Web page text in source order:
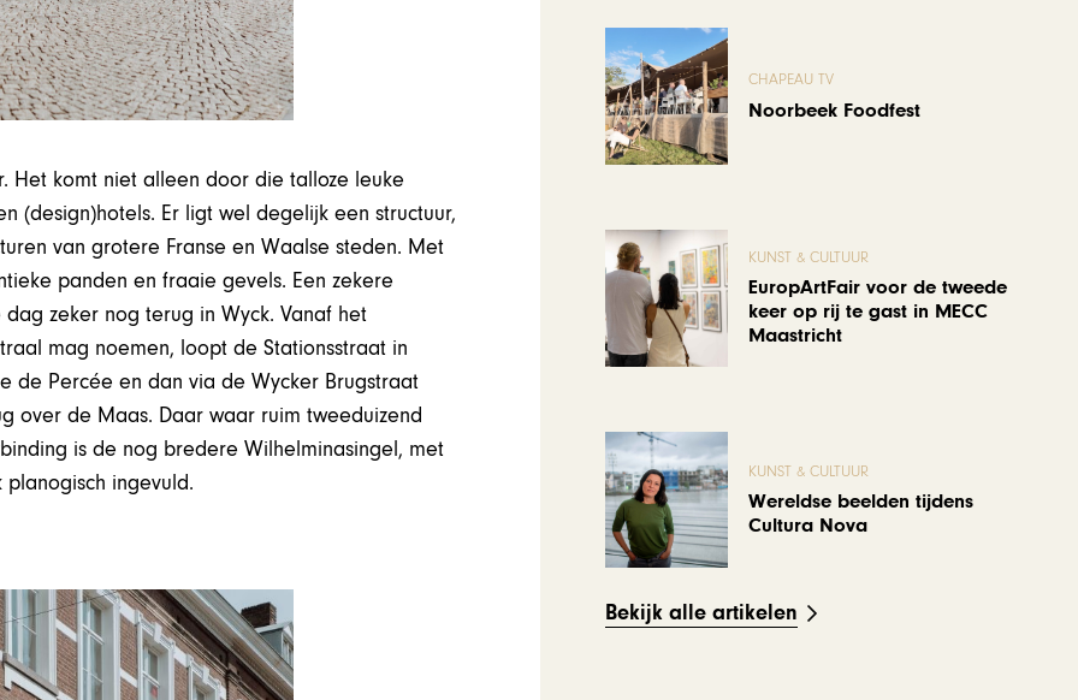
Het komt niet alleen door die talloze leuke
(design)hotels. Er ligt wel degelijk een structuur,
van grotere Franse en Waalse steden. Met
panden en fraaie gevels. Een zekere
zeker nog terug in Wyck. Vanaf het
mag noemen, loopt de Stationsstraat in
de Percée en dan via de Wycker Brugstraat
over de Maas. Daar waar ruim tweeduizend
is de nog bredere Wilhelminasingel, met
ingevuld.
CHAPEAU TV
Noorbeek Foodfest
KUNST & CULTUUR
EuropArtFair voor de tweede
keer op rij te gast in MECC
Maastricht
KUNST & CULTUUR
Wereldse beelden tijdens
Cultura Nova
Bekijk alle artikelen